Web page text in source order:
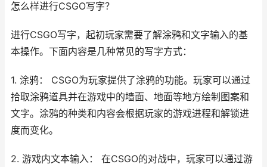
怎么样进行CSGO写字？
进行CSGO写字，起初玩家需要了解涂鸦和文字输入的基
本操作。下面内容是几种常见的写字方式：
1. 涂鸦： CSGO为玩家提供了涂鸦的功能。玩家可以通过
拾取涂鸦道具并在游戏中的墙面、地面等地方绘制图案和
文字。涂鸦的种类和内容会根据玩家的游戏进程和解锁进
度而变化。
2. 游戏内文本输入： 在CSGO的对战中，玩家可以通过游